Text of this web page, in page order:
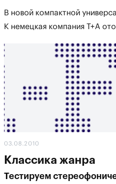
В новой компактной
K немецкая компания T+A
03.08.2010
Классика жанра
Тестируем